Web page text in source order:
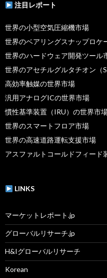
注目レポート
世界の小型空気圧縮機市場
世界のベアリングスナップロケ
世界のハードウェア開発ツール
世界のアセチルグルタチオン（
高効率触媒の世界市場
汎用アナログICの世界市場
慣性基準装置（IRU）の世界市
世界のスマートフロア市場
世界の高速道路運転支援市場
アスファルトコールドフィード
LINKS
マーケットレポート.jp
グローバルリサーチ.jp
H&Iグローバルリサーチ
Korean